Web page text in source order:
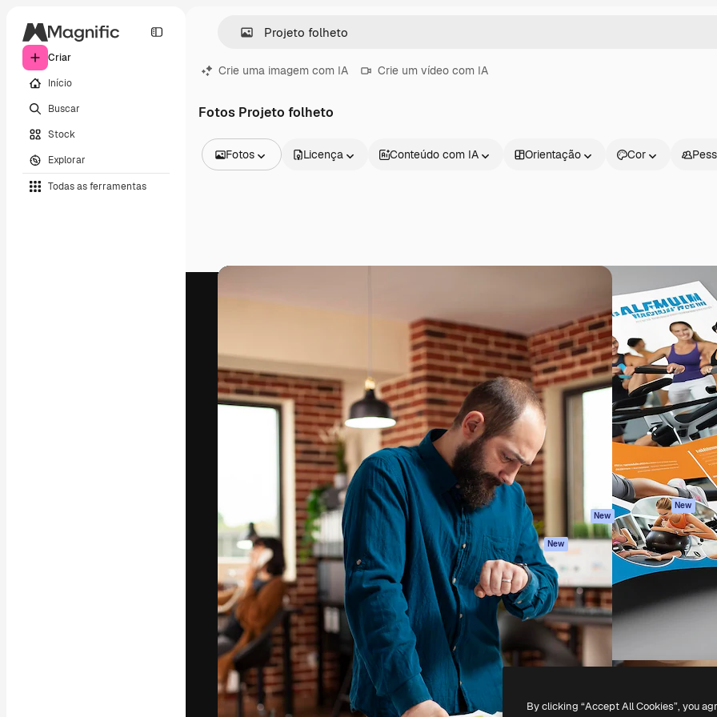
Criar
Início
Buscar
Stock
Explorar
Todas as ferramentas
Crie uma imagem com IA Crie um vídeo com IA
Fotos Projeto folheto
Fotos
Vídeos
Fontes
Licença Conteúdo com IA Orientação Cor
A plataforma criativa para você direcionar
seu melhor trabalho. Mais de 1 milhão de
assinantes entre criativos, empresas,
agências e estúdios.
Português
Produtos
Spaces
Assistente de IA
Gerador de
imagens
Gerador de vídeos
Texto para voz
Conteúdo de stock
MCP para
Claude/ChatGPT
New
Agentes New
API
App móvel
Todas as
ferramentas
Começar
Academy
Documentação
Atendimento
Termos e
condições
Política de
privacidade
Originais New
Política de
Central de
confiabilidade
Afiliados
Empresas
Copyright © 2010-2026 Freepik Company S.L.U.Todos os direitos reservados
By clicking “Accept All Cookies”, you